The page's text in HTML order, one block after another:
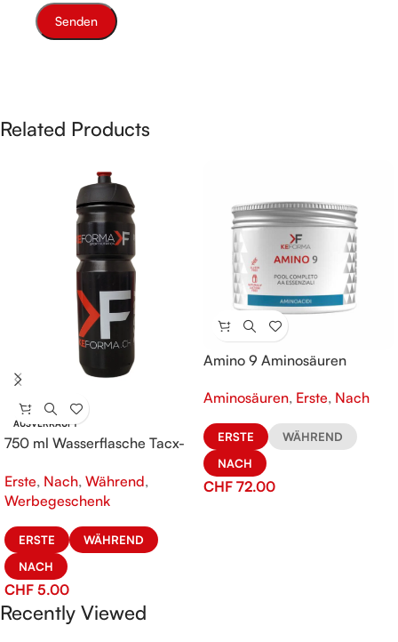
Related Products
AUSVERKAUFT
750 ml Wasserflasche Tacx-
Erste, Nach, Während,
Werbegeschenk
ERSTE
WÄHREND
NACH
CHF 5.00
Amino 9 Aminosäuren
Aminosäuren, Erste, Nach
ERSTE
WÄHREND
NACH
CHF 72.00
Recently Viewed